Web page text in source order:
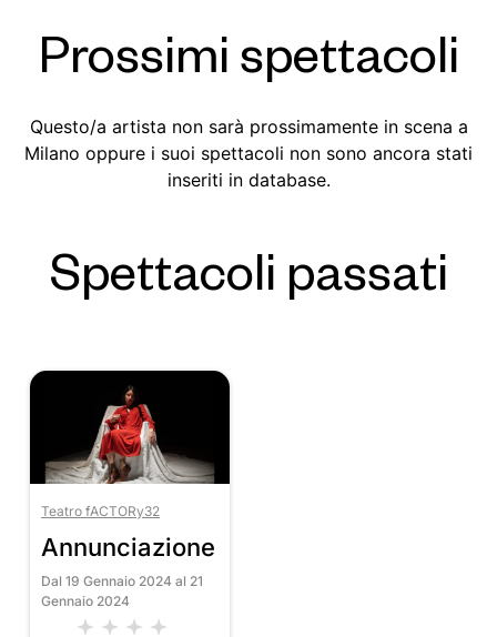
Prossimi spettacoli
Questo/a artista non sarà prossimamente in scena a
Milano oppure i suoi spettacoli non sono ancora stati
inseriti in database.
Spettacoli passati
Teatro fACTORy32
Annunciazione
Dal 19 Gennaio 2024 al 21
Gennaio 2024